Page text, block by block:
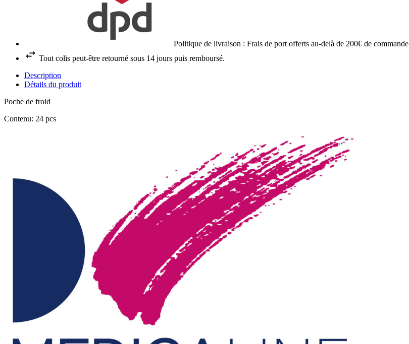
Politique de livraison : Frais de port offerts au-delà de 200€ de commande
Tout colis peut-être retourné sous 14 jours puis remboursé.
Description
Détails du produit
Poche de froid
Contenu: 24 pcs